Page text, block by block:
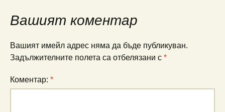
Вашият коментар
Вашият имейл адрес няма да бъде публикуван.
Задължителните полета са отбелязани с *
Коментар: *